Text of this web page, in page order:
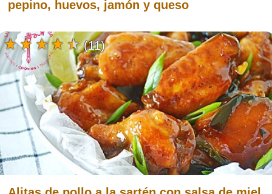
pepino, huevos, jamón y queso
(11)